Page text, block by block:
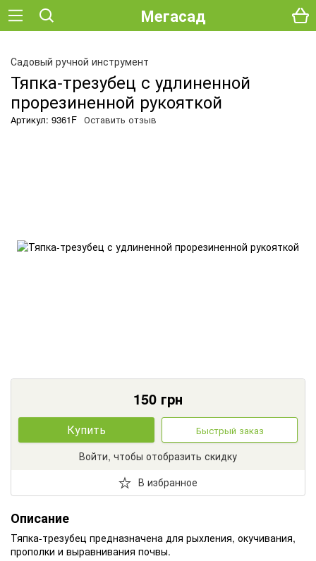
Мегасад
Садовый ручной инструмент
Тяпка-трезубец с удлиненной
прорезиненной рукояткой
Артикул: 9361F Оставить отзыв
150 грн
Купить Быстрый заказ
Войти, чтобы отобразить скидку
В избранное
Описание
Тяпка-трезубец предназначена для рыхления, окучивания,
прополки и выравнивания почвы.